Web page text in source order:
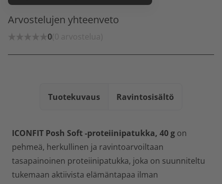
Arvostelujen yhteenveto
0(0 arvostelua)
Tuotekuvaus Ravintosisältö
ICONFIT Posh Soft -proteiinipatukka, 40 g on
pehmeä, herkullinen ja ravintoarvoiltaan
tasapainoinen proteiinipatukka, joka on suunniteltu
tukemaan aktiivista elämäntapaa ilman